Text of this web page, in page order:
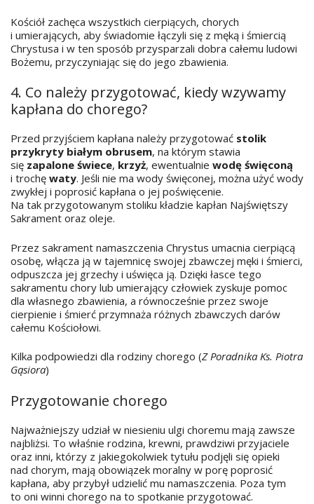
Kościół zachęca wszystkich cierpiących, chorych
i umierających, aby świadomie łączyli się z męką i śmiercią
Chrystusa i w ten sposób przysparzali dobra całemu ludowi
Bożemu, przyczyniając się do jego zbawienia.
4. Co należy przygotować, kiedy wzywamy
kapłana do chorego?
Przed przyjściem kapłana należy przygotować stolik
przykryty białym obrusem, na którym stawia
się zapalone świece, krzyż, ewentualnie wodę święconą
i trochę waty. Jeśli nie ma wody święconej, można użyć wody
zwykłej i poprosić kapłana o jej poświęcenie.
Na tak przygotowanym stoliku kładzie kapłan Najświętszy
Sakrament oraz oleje.
Przez sakrament namaszczenia Chrystus umacnia cierpiącą
osobę, włącza ją w tajemnicę swojej zbawczej męki i śmierci,
odpuszcza jej grzechy i uświęca ją. Dzięki łasce tego
sakramentu chory lub umierający człowiek zyskuje pomoc
dla własnego zbawienia, a równocześnie przez swoje
cierpienie i śmierć przymnaża różnych zbawczych darów
całemu Kościołowi.
Kilka podpowiedzi dla rodziny chorego (Z Poradnika Ks. Piotra
Gąsiora)
Przygotowanie chorego
Najważniejszy udział w niesieniu ulgi choremu mają zawsze
najbliżsi. To właśnie rodzina, krewni, prawdziwi przyjaciele
oraz inni, którzy z jakiegokolwiek tytułu podjęli się opieki
nad chorym, mają obowiązek moralny w porę poprosić
kapłana, aby przybył udzielić mu namaszczenia. Poza tym
to oni winni chorego na to spotkanie przygotować.